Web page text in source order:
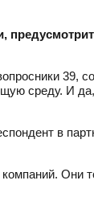
39,
среду. И
в
Они